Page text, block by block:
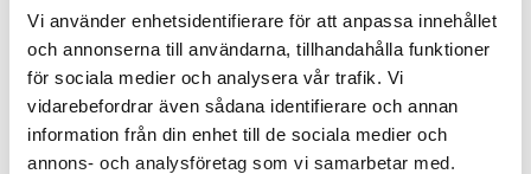
Vi använder enhetsidentifierare för att anpassa innehållet
och annonserna till användarna, tillhandahålla funktioner
för sociala medier och analysera vår trafik. Vi
vidarebefordrar även sådana identifierare och annan
information från din enhet till de sociala medier och
annons- och analysföretag som vi samarbetar med.
Inställning på Baby Lock (ATD):Eftersom de flesta av
Baby Locks maskiner har automatisk trådleverans (ATD)
justerar du inte trådspänningen manuellt. Maskinen mäter
själv ut rätt mängd tråd. För att finjustera sömmen efter
Woolly Lock använder du istället stygnvalsratten (t.ex.
rullfållsläge) samt stygnbredden (knivjusteringen) för att
anpassa hur mycket tyg som ligger inuti sömmen.